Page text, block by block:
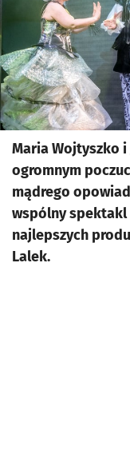
Maria Wojtyszko
ogromnym
mądrego
wspólny spektakl
najlepszych
Lalek.